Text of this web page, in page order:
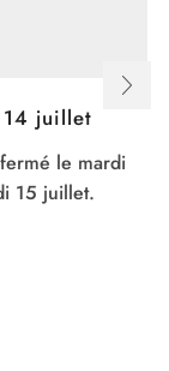
14 juillet
le mardi
15 juillet.